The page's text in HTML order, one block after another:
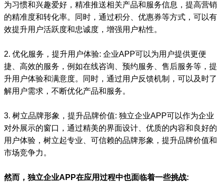
为习惯和兴趣爱好，精准推送相关产品和服务信息，提高营销
的精准度和转化率。同时，通过积分、优惠券等方式，可以有
效提升用户活跃度和忠诚度，增强用户粘性。
2. 优化服务，提升用户体验: 企业APP可以为用户提供更便
捷、高效的服务，例如在线咨询、预约服务、售后服务等，提
升用户体验和满意度。同时，通过用户反馈机制，可以及时了
解用户需求，不断优化产品和服务。
3. 树立品牌形象，提升品牌价值: 独立企业APP可以作为企业
对外展示的窗口，通过精美的界面设计、优质的内容和良好的
用户体验，树立起专业、可信赖的品牌形象，提升品牌价值和
市场竞争力。
然而，独立企业APP在应用过程中也面临着一些挑战: